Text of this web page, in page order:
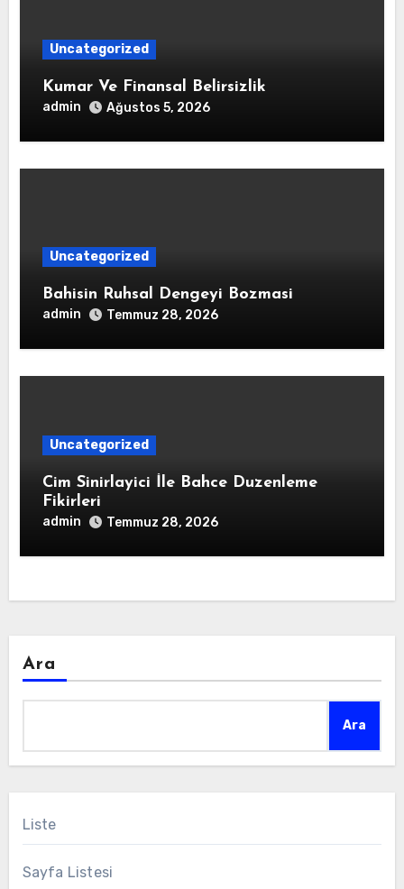
Uncategorized
Kumar Ve Finansal Belirsizlik
admin Ağustos 5, 2026
Uncategorized
Bahisin Ruhsal Dengeyi Bozmasi
admin Temmuz 28, 2026
Uncategorized
Cim Sinirlayici İle Bahce Duzenleme
Fikirleri
admin Temmuz 28, 2026
Ara
Ara
Liste
Sayfa Listesi